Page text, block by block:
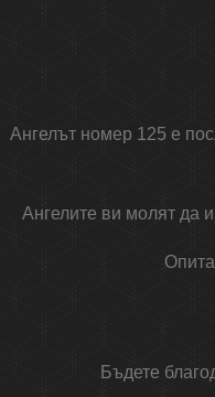
Ангелът номер 125 е
Ангелите ви молят да
Бъдете